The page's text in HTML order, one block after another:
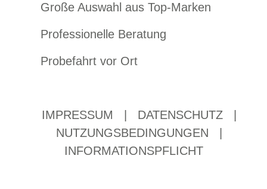
Große Auswahl aus Top-Marken
Professionelle Beratung
Probefahrt vor Ort
IMPRESSUM DATENSCHUTZ
NUTZUNGSBEDINGUNGEN
INFORMATIONSPFLICHT